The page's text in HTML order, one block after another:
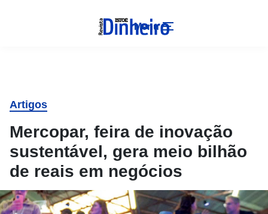
Menu
Artigos
Mercopar, feira de inovação
sustentável, gera meio bilhão
de reais em negócios